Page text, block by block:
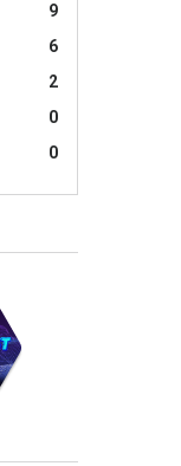
9
6
2
0
0